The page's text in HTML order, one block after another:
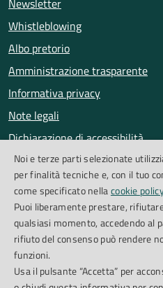
Newsletter
Whistleblowing
Albo pretorio
Amministrazione trasparente
Informativa privacy
Note legali
Dichiarazione di accessibilità
Obiettivi di accessibilità
Segnalazioni accessibilità
SEGUICI SU
Facebook
Noi e terze parti selezionate
per finalità tecniche e, con il tuo
come specificato nellacookie
Puoi liberamente prestare,
qualsiasi momento, accedendo al
rifiuto del consenso può rendere
funzioni.
Usa il pulsante “Accetta” per